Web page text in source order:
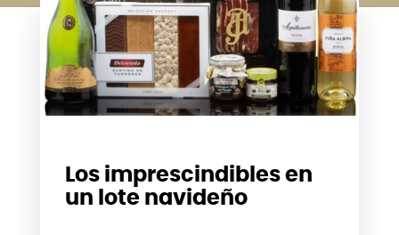
Los imprescindibles en
un lote navideño